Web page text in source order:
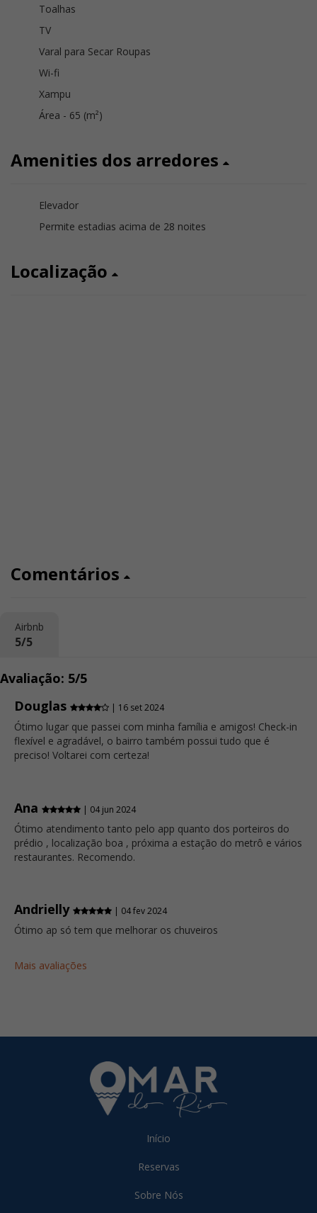
Toalhas
TV
Varal para Secar Roupas
Wi-fi
Xampu
Área - 65 (m²)
Amenities dos arredores
Elevador
Permite estadias acima de 28 noites
Localização
Comentários
Airbnb
5/5
Avaliação: 5/5
Douglas
| 16 set 2024
Ótimo lugar que passei com minha família e amigos! Check-in
flexível e agradável, o bairro também possui tudo que é
preciso! Voltarei com certeza!
Ana | 04 jun 2024
Ótimo atendimento tanto pelo app quanto dos porteiros do
prédio , localização boa , próxima a estação do metrô e vários
restaurantes. Recomendo.
Andrielly | 04 fev 2024
Ótimo ap só tem que melhorar os chuveiros
Mais avaliações
Início
Reservas
Sobre Nós